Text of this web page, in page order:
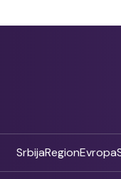
SrbijaRegionEvropa